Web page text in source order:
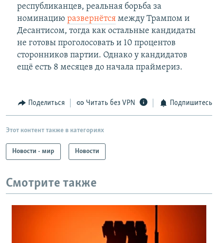
республиканцев, реальная борьба за
номинацию развернётсямежду Трампом и
Десантисом, тогда как остальные кандидаты
не готовы проголосовать и 10 процентов
сторонников партии. Однако у кандидатов
ещё есть 8 месяцев до начала праймериз.
Поделиться Читать без VPN Подпишитесь
Этот контент также в категориях
Новости - мир Новости
Смотрите также